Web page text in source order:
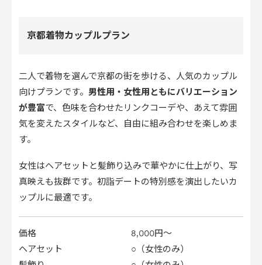
京都着物カップルプラン
二人で着物を選んで京都の街を歩ける、人気のカップル
向けプランです。 男性用・女性用ともにバリエーション
が豊富で、色味を合わせたリンクコーデや、あえて雰囲
気を変えたスタイルなど、自由に組み合わせを楽しめま
す。
女性はヘアセットと髪飾り込みで華やかに仕上がり、写
真映えも抜群です。初詣デートの特別感を演出したいカ
ップルに最適です。
価格
8,000円〜
ヘアセット
○（女性のみ）